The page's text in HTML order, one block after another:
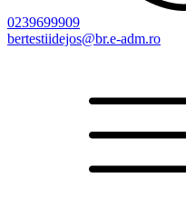
0239699909
bertestiidejos@br.e-adm.ro